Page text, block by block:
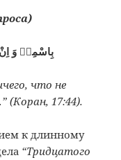
بِاسْمِهٖ وَ
что не
(Коран, 17:44).
к длинному
“Тридцатого